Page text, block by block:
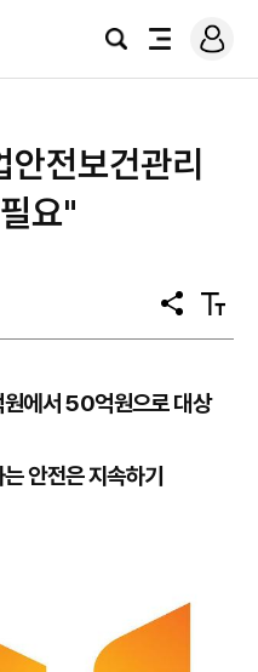
검
전
로
그
전보건관리
요"
공
유
텍
스
기
에서 50억원으로 대상
안전은 지속하기